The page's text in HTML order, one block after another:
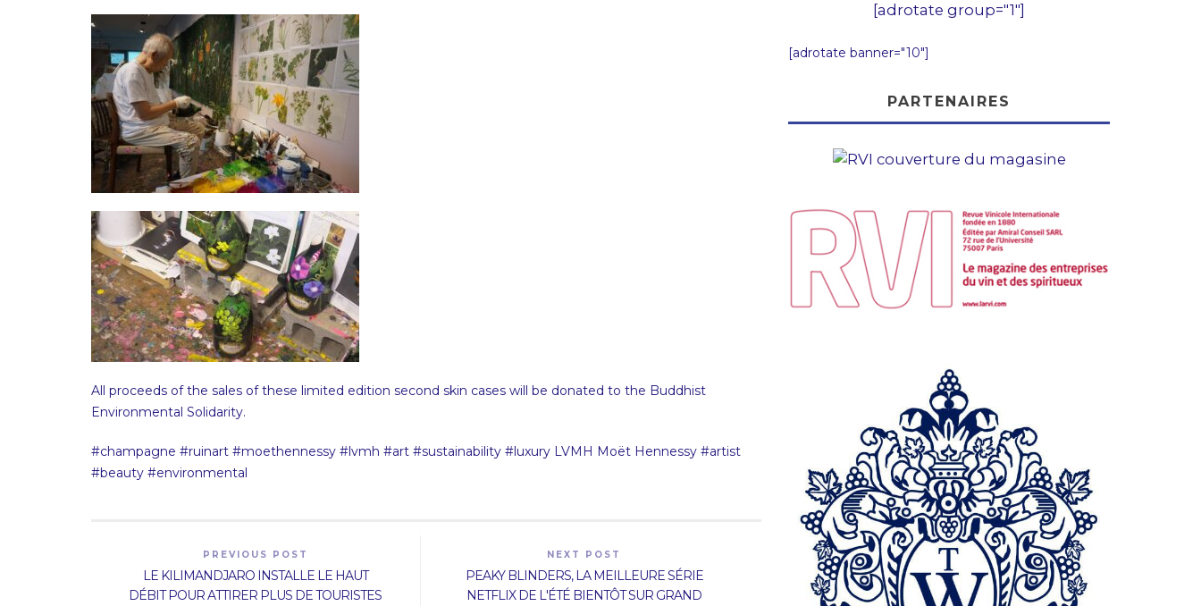
All proceeds of the sales of these limited edition second skin cases will be donated to the Buddhist
Environmental Solidarity.
#champagne #ruinart #moethennessy #lvmh #art #sustainability #luxury LVMH Moët Hennessy #artist
#beauty #environmental
PREVIOUS POST
LE KILIMANDJARO INSTALLE LE HAUT
DÉBIT POUR ATTIRER PLUS DE TOURISTES
NEXT POST
PEAKY BLINDERS, LA MEILLEURE SÉRIE
NETFLIX DE L'ÉTÉ BIENTÔT SUR GRAND
[adrotate group="1"]
[adrotate banner="10"]
PARTENAIRES